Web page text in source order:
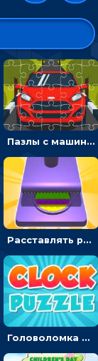
Пазлы с машинами Форд: собирать картинки и открывать новые
Расставлять резиновые кубики, чтобы делать поп-ит - гиперказуальные
Головоломка с часами для детей: читать время по циферблату